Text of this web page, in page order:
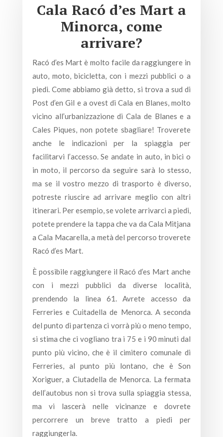
Cala Racó d’es Mart a
Minorca, come
arrivare?
Racó d’es Mart è molto facile da raggiungere in
auto, moto, bicicletta, con i mezzi pubblici o a
piedi. Come abbiamo già detto, si trova a sud di
Post d’en Gil e a ovest di Cala en Blanes, molto
vicino all’urbanizzazione di Cala de Blanes e a
Cales Piques, non potete sbagliare! Troverete
anche le indicazioni per la spiaggia per
facilitarvi l’accesso. Se andate in auto, in bici o
in moto, il percorso da seguire sarà lo stesso,
ma se il vostro mezzo di trasporto è diverso,
potreste riuscire ad arrivare meglio con altri
itinerari. Per esempio, se volete arrivarci a piedi,
potete prendere la tappa che va da Cala Mitjana
a Cala Macarella, a metà del percorso troverete
Racó d’es Mart.
È possibile raggiungere il Racó d’es Mart anche
con i mezzi pubblici da diverse località,
prendendo la linea 61. Avrete accesso da
Ferreries e Cuitadella de Menorca. A seconda
del punto di partenza ci vorrà più o meno tempo,
si stima che ci vogliano tra i 75 e i 90 minuti dal
punto più vicino, che è il cimitero comunale di
Ferreries, al punto più lontano, che è Son
Xoriguer, a Ciutadella de Menorca. La fermata
dell’autobus non si trova sulla spiaggia stessa,
ma vi lascerà nelle vicinanze e dovrete
percorrere un breve tratto a piedi per
raggiungerla.